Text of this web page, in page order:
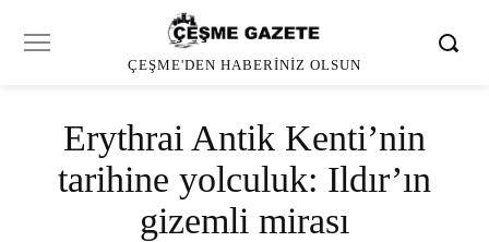
ÇEŞME'DEN HABERINIZ OLSUN
Erythrai Antik Kenti’nin
tarihine yolculuk: Ildır’ın
gizemli mirası